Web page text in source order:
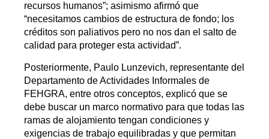
recursos humanos”; asimismo afirmó que
“necesitamos cambios de estructura de fondo; los
créditos son paliativos pero no nos dan el salto de
calidad para proteger esta actividad”.
Posteriormente, Paulo Lunzevich, representante del
Departamento de Actividades Informales de
FEHGRA, entre otros conceptos, explicó que se
debe buscar un marco normativo para que todas las
ramas de alojamiento tengan condiciones y
exigencias de trabajo equilibradas y que permitan